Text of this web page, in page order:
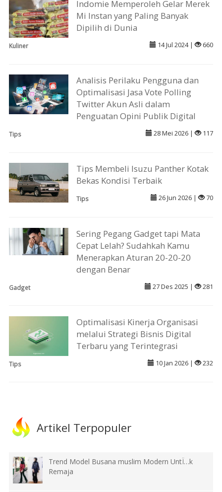
Indomie Memperoleh Gelar Merek
Mi Instan yang Paling Banyak
Dipilih di Dunia
Kuliner 14 Jul 2024 | 660
Analisis Perilaku Pengguna dan
Optimalisasi Jasa Vote Polling
Twitter Akun Asli dalam
Penguatan Opini Publik Digital
Tips 28 Mei 2026 | 117
Tips Membeli Isuzu Panther Kotak
Bekas Kondisi Terbaik
Tips 26 Jun 2026 | 70
Sering Pegang Gadget tapi Mata
Cepat Lelah? Sudahkah Kamu
Menerapkan Aturan 20-20-20
dengan Benar
Gadget 27 Des 2025 | 281
Optimalisasi Kinerja Organisasi
melalui Strategi Bisnis Digital
Terbaru yang Terintegrasi
Tips 10 Jan 2026 | 232
Artikel Terpopuler
Trend Model Busana muslim Modern UntÏ…k
Remaja